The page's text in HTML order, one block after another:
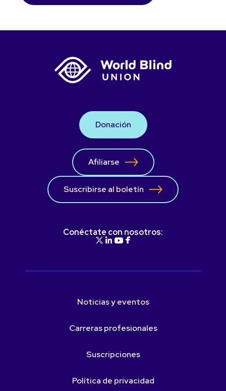
Donación
Afiliarse
Suscribirse al boletín
Conéctate con nosotros:
Noticias y eventos
Carreras profesionales
Suscripciones
Política de privacidad